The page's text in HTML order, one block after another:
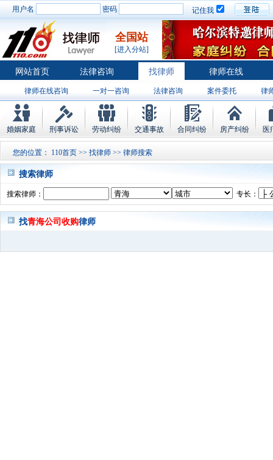
用户名 密码 记住我
全国站
[进入分站]
网站首页 法律咨询 找律师 律师在线
律师在线咨询 一对一咨询 法律咨询 案件委托 律
婚姻家庭 刑事诉讼 劳动纠纷 交通事故 合同纠纷 房产纠纷 医
您的位置： 110首页 >> 找律师 >> 律师搜索
搜索律师
搜索律师： 专长：
找青海公司收购律师